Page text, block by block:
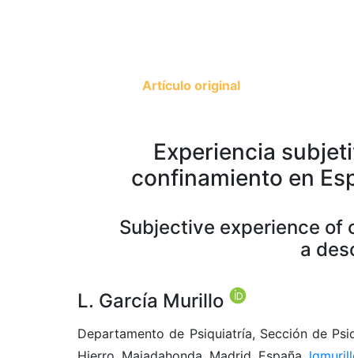
Artículo original
Experiencia
confinamiento en
Subjective experience of
a
L. García Murillo
Departamento de Psiquiatría, Sección de